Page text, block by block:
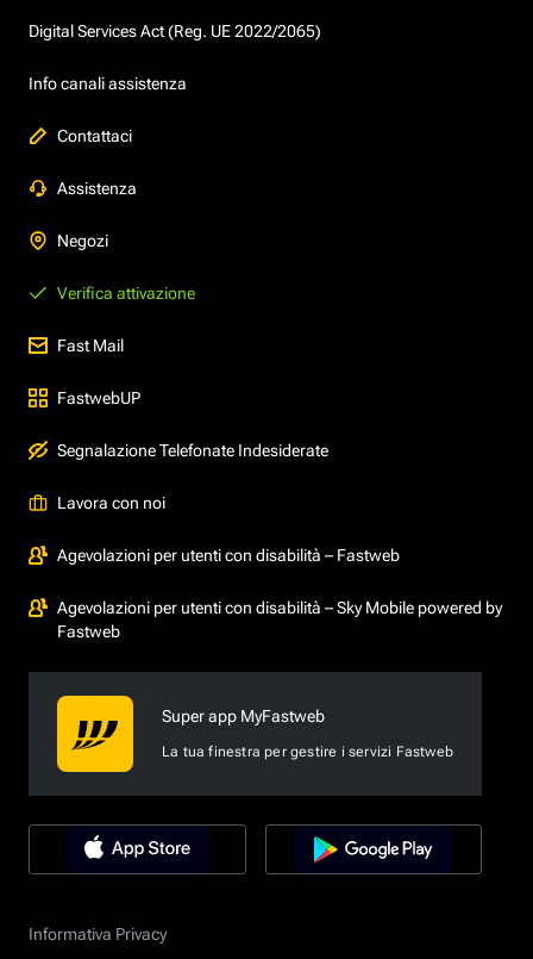
Digital Services Act (Reg. UE 2022/2065)
Info canali assistenza
Contattaci
Assistenza
Negozi
Verifica attivazione
Fast Mail
FastwebUP
Segnalazione Telefonate Indesiderate
Lavora con noi
Agevolazioni per utenti con disabilità – Fastweb
Agevolazioni per utenti con disabilità – Sky Mobile powered by
Fastweb
Super app MyFastweb
La tua finestra per gestire i servizi Fastweb
Informativa Privacy